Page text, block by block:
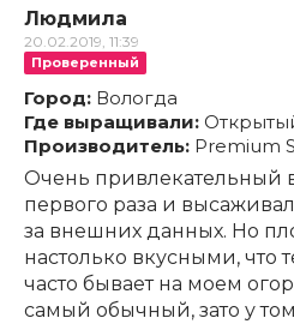
Людмила
20.02.2019, 11:39
Проверенный
Город: Вологда
Где выращивали:
Производитель: Premium
Очень привлекательный
первого раза и
за внешних данных. Но
настолько вкусными, что
часто бывает на моем
самый обычный, зато у